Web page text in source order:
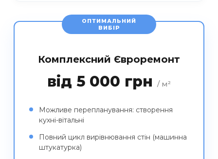
ОПТИМАЛЬНИЙ
ВИБІР
Комплексний Євроремонт
від 5 000 грн / м²
Можливе перепланування: створення
кухні-вітальні
Повний цикл вирівнювання стін (машинна
штукатурка)